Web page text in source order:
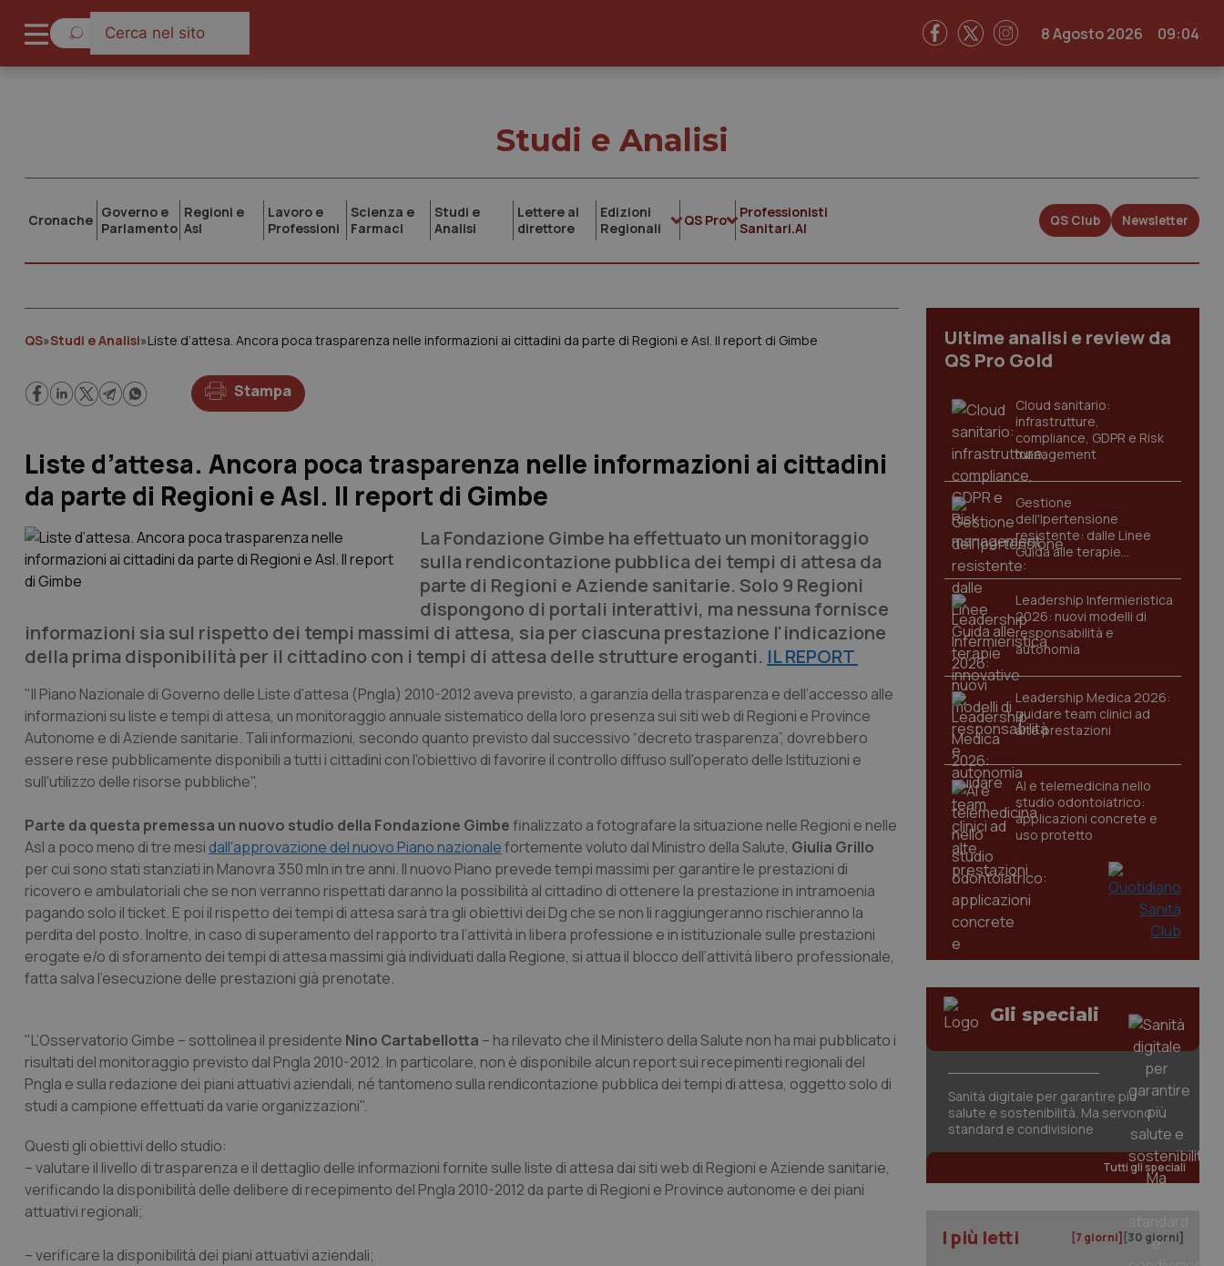
8 Agosto 2026 09:04
Studi e Analisi
Cronache Governo e
Parlamento
Regioni e
Asl
Lavoro e
Professioni
Scienza e
Farmaci
Studi e
Analisi
Lettere al
direttore
Edizioni
Regionali
QS Pro
Professionisti
Sanitari.AI
QS Club Newsletter
QS»Studi e Analisi»Liste d’attesa. Ancora poca trasparenza nelle informazioni ai cittadini da parte di Regioni e Asl. Il report di Gimbe
Stampa
Liste d’attesa. Ancora poca trasparenza nelle informazioni ai cittadini
da parte di Regioni e Asl. Il report di Gimbe
La Fondazione Gimbe ha effettuato un monitoraggio
sulla rendicontazione pubblica dei tempi di attesa da
parte di Regioni e Aziende sanitarie. Solo 9 Regioni
dispongono di portali interattivi, ma nessuna fornisce
informazioni sia sul rispetto dei tempi massimi di attesa, sia per ciascuna prestazione l'indicazione
della prima disponibilità per il cittadino con i tempi di attesa delle strutture eroganti. IL REPORT
"Il Piano Nazionale di Governo delle Liste d'attesa (Pngla) 2010-2012 aveva previsto, a garanzia della trasparenza e dell’accesso alle
informazioni su liste e tempi di attesa, un monitoraggio annuale sistematico della loro presenza sui siti web di Regioni e Province
Autonome e di Aziende sanitarie. Tali informazioni, secondo quanto previsto dal successivo “decreto trasparenza”, dovrebbero
essere rese pubblicamente disponibili a tutti i cittadini con l'obiettivo di favorire il controllo diffuso sull'operato delle Istituzioni e
sull'utilizzo delle risorse pubbliche",
Parte da questa premessa un nuovo studio della Fondazione Gimbefinalizzato a fotografare la situazione nelle Regioni e nelle
Asl a poco meno di tre mesi dall'approvazione del nuovo Piano nazionalefortemente voluto dal Ministro della Salute, Giulia Grillo
per cui sono stati stanziati in Manovra 350 mln in tre anni. Il nuovo Piano prevede tempi massimi per garantire le prestazioni di
ricovero e ambulatoriali che se non verranno rispettati daranno la possibilità al cittadino di ottenere la prestazione in intramoenia
pagando solo il ticket. E poi il rispetto dei tempi di attesa sarà tra gli obiettivi dei Dg che se non li raggiungeranno rischieranno la
perdita del posto. Inoltre, in caso di superamento del rapporto tra l’attività in libera professione e in istituzionale sulle prestazioni
erogate e/o di sforamento dei tempi di attesa massimi già individuati dalla Regione, si attua il blocco dell’attività libero professionale,
fatta salva l’esecuzione delle prestazioni già prenotate.
"L’Osservatorio Gimbe – sottolinea il presidente Nino Cartabellotta – ha rilevato che il Ministero della Salute non ha mai pubblicato i
risultati del monitoraggio previsto dal Pngla 2010-2012. In particolare, non è disponibile alcun report sui recepimenti regionali del
Pngla e sulla redazione dei piani attuativi aziendali, né tantomeno sulla rendicontazione pubblica dei tempi di attesa, oggetto solo di
studi a campione effettuati da varie organizzazioni".
Questi gli obiettivi dello studio:
– valutare il livello di trasparenza e il dettaglio delle informazioni fornite sulle liste di attesa dai siti web di Regioni e Aziende sanitarie,
verificando la disponibilità delle delibere di recepimento del Pngla 2010-2012 da parte di Regioni e Province autonome e dei piani
attuativi regionali;
– verificare la disponibilità dei piani attuativi aziendali;
Ultime analisi e review da
QS Pro Gold
Cloud sanitario:
infrastrutture,
compliance, GDPR e Risk
management
Gestione
dell'Ipertensione
resistente: dalle Linee
Guida alle terapie
innovative
Leadership Infermieristica
2026: nuovi modelli di
responsabilità e
autonomia
Leadership Medica 2026:
guidare team clinici ad
alte prestazioni
AI e telemedicina nello
studio odontoiatrico:
applicazioni concrete e
uso protetto
Gli speciali
Sanità digitale per garantire più
salute e sostenibilità. Ma servono
standard e condivisione
Tutti gli speciali
I più letti [7 giorni] [30 giorni]